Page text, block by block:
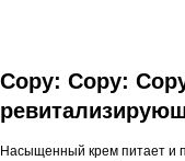
Copy: Copy:
Насыщенный крем питает и